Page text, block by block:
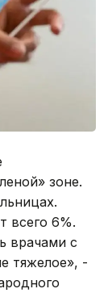
зоне.
всего 6%.
врачами с
тяжелое», -